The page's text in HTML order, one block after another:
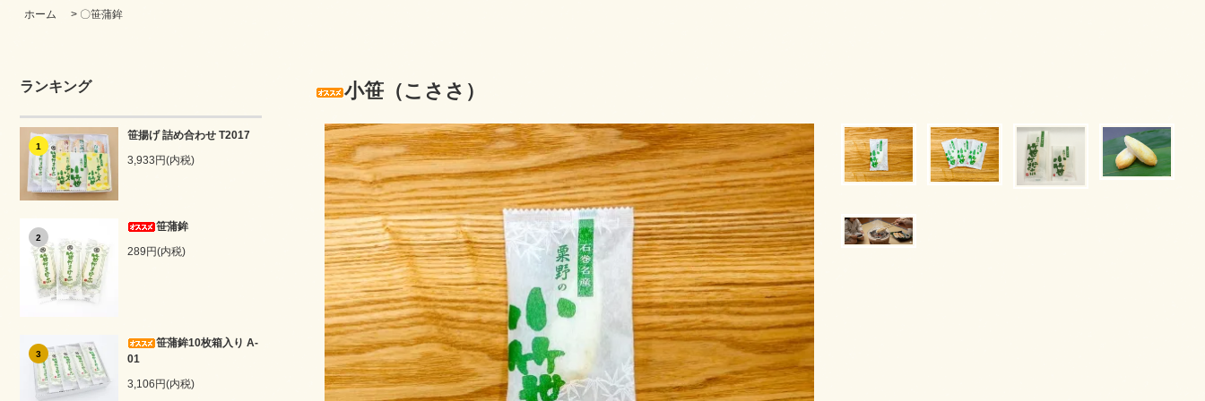
ホーム > 〇笹蒲鉾
ランキング
1
笹揚げ 詰め合わせ T2017
3,933円(内税)
2
笹蒲鉾
289円(内税)
3
笹蒲鉾10枚箱入り A-
01
3,106円(内税)
小笹（こささ）